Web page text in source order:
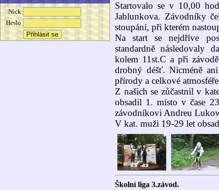
Nick
Heslo
Startovalo se v 10,00
Jablunkova. Závodníky
stoupání, při kterém
Na start se nejdříve
standardně následovaly
kolem 11st.C a při
drobný déšť. Nicméně
přírody a celkové
Z našich se zůčastnil v
obsadil 1. místo v čase
závodníkovi Andreu
V kat. muži 19-29 let
Školní liga 3.závod.